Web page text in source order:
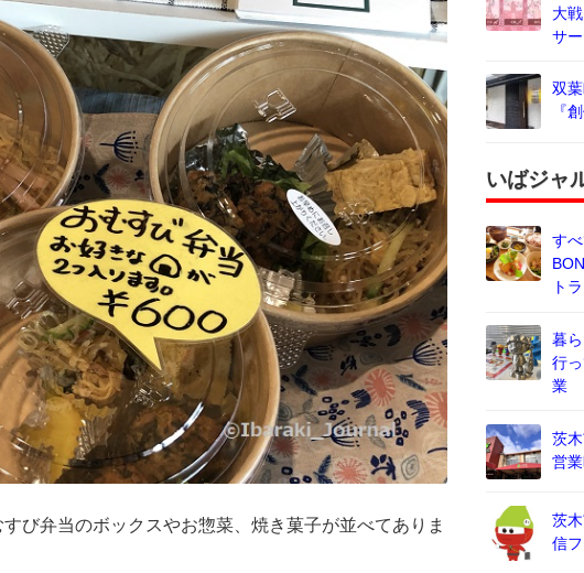
び弁当のボックスやお惣菜、焼き菓子が並べてありま
大
サー
双
『
いばジャ
す
ト
暮
行
業
茨
営
茨
信